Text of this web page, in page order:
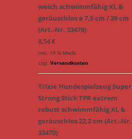
weich schwimmfähig XL &
geräuschlos ø 7,5 cm / 29 cm
(Art.-Nr. 33478)
8,54€
inkl. 19 % MwSt.
zzgl. Versandkosten
Trixie Hundespielzeug Super
Strong Stick TPR extrem
robust schwimmfähig XL &
geräuschlos 22,2 cm (Art.-Nr.
33470)